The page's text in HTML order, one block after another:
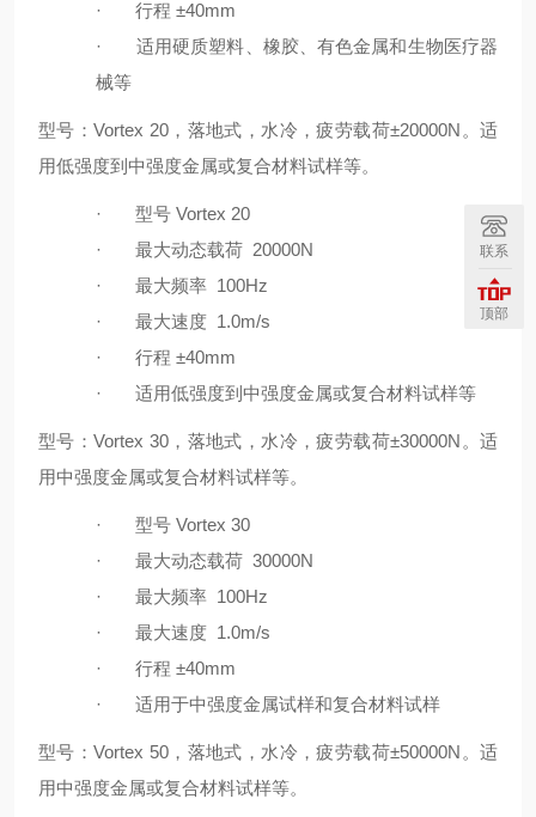
· 行程 ±40mm
·
适用硬质塑料、橡胶、有色金属和生物医疗器
械等
型号：Vortex 20，落地式，水冷，疲劳载荷±20000N 。适
用低强度到中强度金属或复合材料试样等。
· 型号 Vortex 20
·
最大动态载荷 20000N
·
最大频率 100Hz
·
最大速度 1.0m/s
·
行程 ±40mm
·
适用低强度到中强度金属或复合材料试样等
型号：Vortex 30，落地式，水冷，疲劳载荷±30000N 。适
用中强度金属或复合材料试样等。
· 型号 Vortex 30
·
最大动态载荷 30000N
·
最大频率 100Hz
·
最大速度 1.0m/s
·
行程 ±40mm
·
适用于中强度金属试样和复合材料试样
型号：Vortex 50，落地式，水冷，疲劳载荷±50000N 。适
用中强度金属或复合材料试样等。
联系
顶部